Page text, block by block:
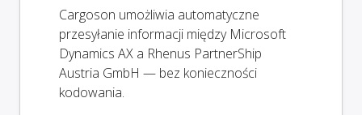
Cargoson umożliwia automatyczne
przesyłanie informacji między Microsoft
Dynamics AX a Rhenus PartnerShip
Austria GmbH — bez konieczności
kodowania.